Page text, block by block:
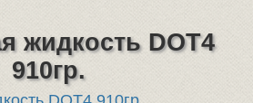
жидкость DOT4
910гр.